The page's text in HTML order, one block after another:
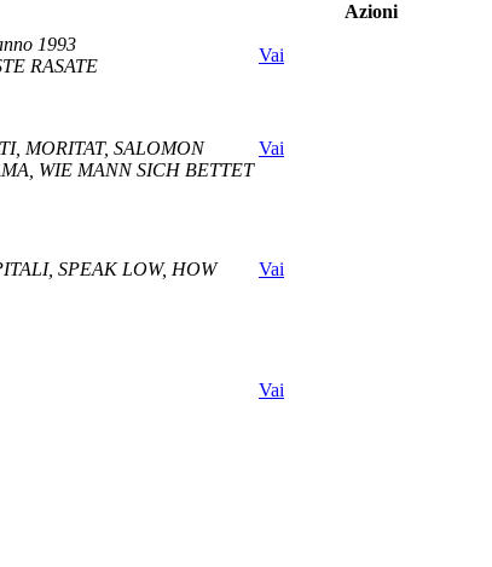
Azioni
1993
RASATE
Vai
MORITAT, SALOMON
WIE MANN SICH BETTET
Vai
SPEAK LOW, HOW
Vai
Vai